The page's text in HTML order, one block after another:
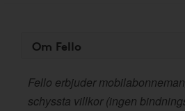
Om Fello
Fello erbjuder
schyssta villkor (ingen